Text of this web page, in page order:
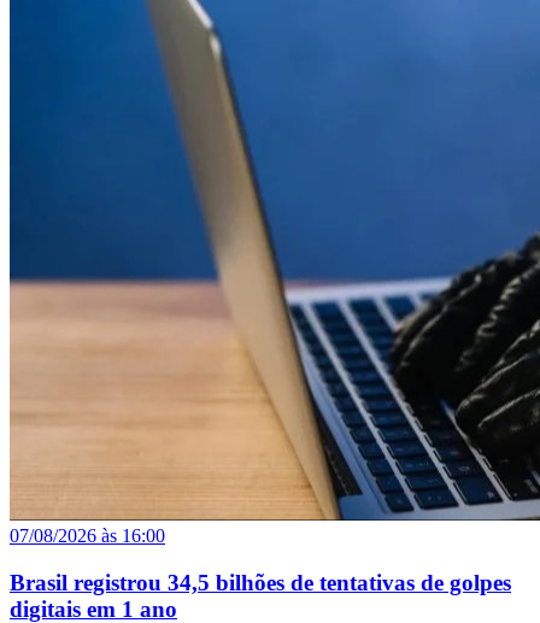
07/08/2026 às 16:00
Brasil registrou 34,5 bilhões de tentativas de golpes
digitais em 1 ano